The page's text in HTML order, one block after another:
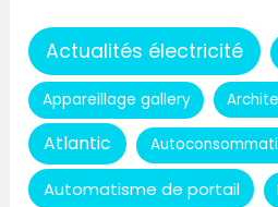
Actualités électricité
Appareillage gallery
Atlantic
Automatisme de portail